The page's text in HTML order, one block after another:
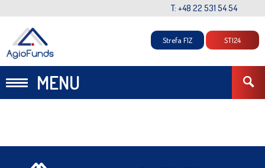
T: +48 22 531 54 54
MENU
Strefa FIZ STI24